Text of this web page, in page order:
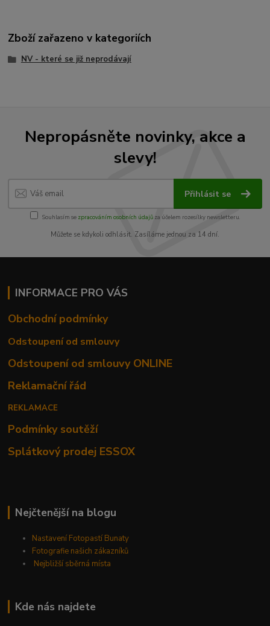
Zboží zařazeno v kategoriích
NV - které se již neprodávají
Nepropásněte novinky, akce a
slevy!
Přihlásit se
Souhlasím se zpracováním osobních údajůza účelem rozesílky newsletteru.
Můžete se kdykoli odhlásit. Zasíláme jednou za 14 dní.
INFORMACE PRO VÁS
Obchodní podmínky
Odstoupení od smlouvy
Odstoupení od smlouvy ONLINE
Reklamační řád
REKLAMACE
Podmínky soutěží
Splátkový prodej ESSOX
Nejčtenější na blogu
Nastavení Fotopastí Bunaty
Fotografie našich zákazníků
Nejbližší sběrná místa
Kde nás najdete